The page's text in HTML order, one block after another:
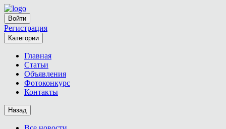
Войти
Регистрация
Категории
Главная
Статьи
Объявления
Фотоконкурс
Контакты
Назад